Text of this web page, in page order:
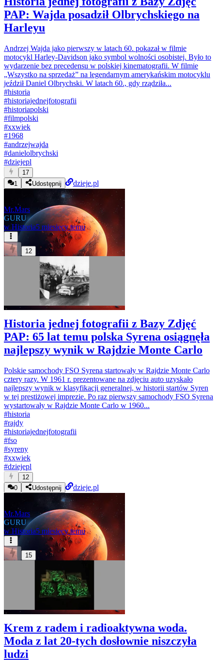
PAP: Wajda posadził Olbrychskiego na
Harleyu
Andrzej Wajda jako pierwszy w latach 60. pokazał w filmie
motocykl Harley-Davidson jako symbol wolności osobistej. Było to
wydarzenie bez precedensu w polskiej kinematografii. W filmie
„Wszystko na sprzedaż” na legendarnym amerykańskim motocyklu
jeździł Daniel Olbrychski. W latach 60., gdy rządziła...
#historia
#historiajednejfotografii
#historiapolski
#filmpolski
#xxwiek
#1968
#andrzejwajda
#danielolbrychski
#dziejepl
17
1
Udostępnij dzieje.pl
Mr.Mars
GURU
w Historia5 miesięcy temu
12
Historia jednej fotografii z Bazy Zdjęć
PAP: 65 lat temu polska Syrena osiągnęła
najlepszy wynik w Rajdzie Monte Carlo
Polskie samochody FSO Syrena startowały w Rajdzie Monte Carlo
cztery razy. W 1961 r. prezentowane na zdjęciu auto uzyskało
najlepszy wynik w klasyfikacji generalnej, w historii startów Syren
w tej prestiżowej imprezie. Po raz pierwszy samochody FSO Syrena
wystartowały w Rajdzie Monte Carlo w 1960...
#historia
#rajdy
#historiajednejfotografii
#fso
#syreny
#xxwiek
#dziejepl
12
0
Udostępnij dzieje.pl
Mr.Mars
GURU
w Historia5 miesięcy temu
15
Krem z radem i radioaktywna woda.
Moda z lat 20-tych dosłownie niszczyła
ludzi